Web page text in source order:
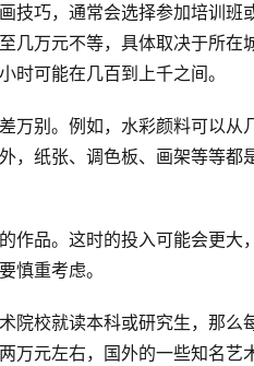
技巧，通常会选择参加培训班
几万元不等，具体取决于所在
可能在几百到上千之间。
万别。例如，水彩颜料可以从
，纸张、调色板、画架等等都
作品。这时的投入可能会更大
慎重考虑。
院校就读本科或研究生，那么
万元左右，国外的一些知名艺